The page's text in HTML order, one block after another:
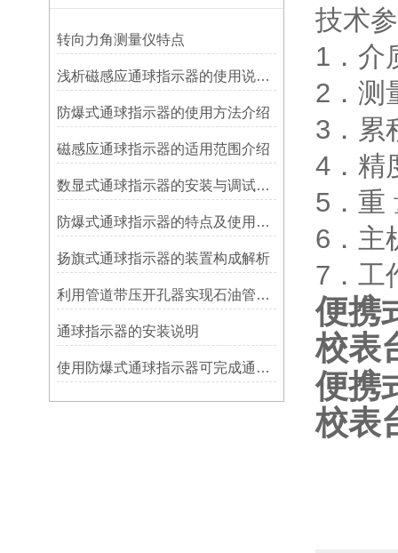
转向力角测量仪特点
浅析磁感应通球指示器的使用说明及特点
防爆式通球指示器的使用方法介绍
磁感应通球指示器的适用范围介绍
数显式通球指示器的安装与调试技巧
防爆式通球指示器的特点及使用方法
扬旗式通球指示器的装置构成解析
利用管道带压开孔器实现石油管道通过指示器的在线维修
​通球指示器的安装说明
使用防爆式通球指示器可完成通球指示功能
技术
1．介
2．测
3．累
4．精
5．重
6．主
7．工
便携
校表
便携
校表